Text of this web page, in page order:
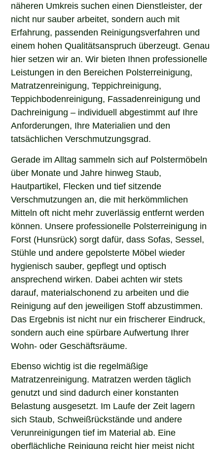
näheren Umkreis suchen einen Dienstleister, der
nicht nur sauber arbeitet, sondern auch mit
Erfahrung, passenden Reinigungsverfahren und
einem hohen Qualitätsanspruch überzeugt. Genau
hier setzen wir an. Wir bieten Ihnen professionelle
Leistungen in den Bereichen Polsterreinigung,
Matratzenreinigung, Teppichreinigung,
Teppichbodenreinigung, Fassadenreinigung und
Dachreinigung – individuell abgestimmt auf Ihre
Anforderungen, Ihre Materialien und den
tatsächlichen Verschmutzungsgrad.
Gerade im Alltag sammeln sich auf Polstermöbeln
über Monate und Jahre hinweg Staub,
Hautpartikel, Flecken und tief sitzende
Verschmutzungen an, die mit herkömmlichen
Mitteln oft nicht mehr zuverlässig entfernt werden
können. Unsere professionelle Polsterreinigung in
Forst (Hunsrück) sorgt dafür, dass Sofas, Sessel,
Stühle und andere gepolsterte Möbel wieder
hygienisch sauber, gepflegt und optisch
ansprechend wirken. Dabei achten wir stets
darauf, materialschonend zu arbeiten und die
Reinigung auf den jeweiligen Stoff abzustimmen.
Das Ergebnis ist nicht nur ein frischerer Eindruck,
sondern auch eine spürbare Aufwertung Ihrer
Wohn- oder Geschäftsräume.
Ebenso wichtig ist die regelmäßige
Matratzenreinigung. Matratzen werden täglich
genutzt und sind dadurch einer konstanten
Belastung ausgesetzt. Im Laufe der Zeit lagern
sich Staub, Schweißrückstände und andere
Verunreinigungen tief im Material ab. Eine
oberflächliche Reinigung reicht hier meist nicht